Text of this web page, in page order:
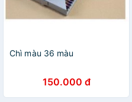
Chì màu 36 màu
150.000 đ